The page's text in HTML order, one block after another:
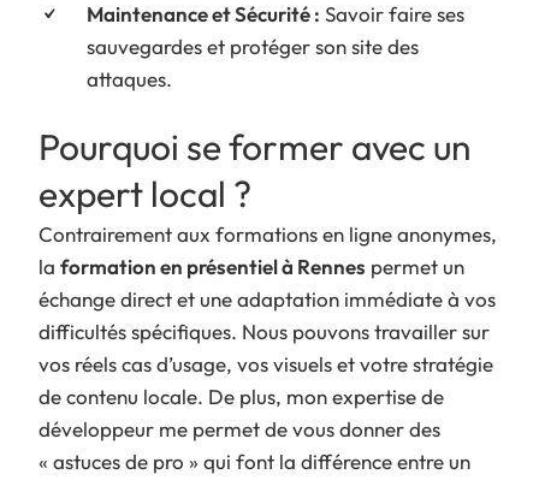
Maintenance et Sécurité : Savoir faire ses
sauvegardes et protéger son site des
attaques.
Pourquoi se former avec un
expert local ?
Contrairement aux formations en ligne anonymes,
la formation en présentiel à Rennes permet un
échange direct et une adaptation immédiate à vos
difficultés spécifiques. Nous pouvons travailler sur
vos réels cas d’usage, vos visuels et votre stratégie
de contenu locale. De plus, mon expertise de
développeur me permet de vous donner des
« astuces de pro » qui font la différence entre un